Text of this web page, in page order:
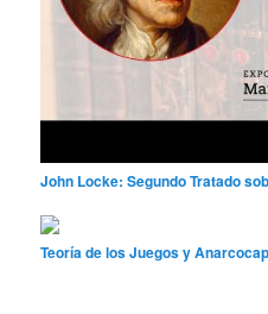
John Locke: Segundo Tratado
Teoría de los Juegos y